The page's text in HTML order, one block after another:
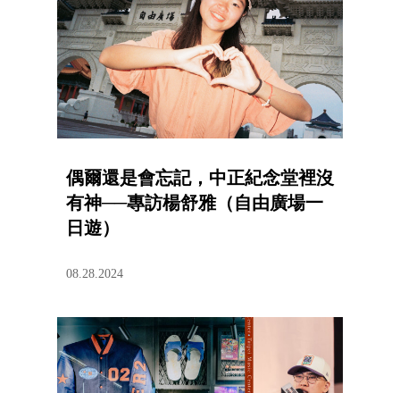
偶爾還是會忘記，中正紀念堂裡沒
有神──專訪楊舒雅（自由廣場一
日遊）
08.28.2024